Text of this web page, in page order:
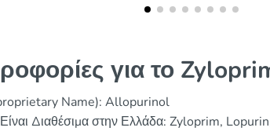
για το
Name): Allopurinol
Διαθέσιμα στην Ελλάδα: Zyloprim,